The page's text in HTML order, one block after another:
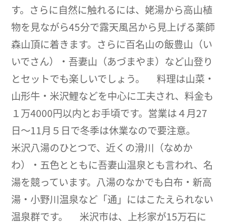
す。さらに自然に触れるには、姥湯から高山植
物を見ながら45分で露天風呂から見上げる薬師
森山頂に着きます。さらに百名山の飯豊山（い
いでさん）・吾妻山（あづまやま）など山登り
とセットでも楽しいでしょう。 料理は山菜・
山形牛・米沢鯉などを中心に工夫され、料金も
１万4000円以内とお手頃です。営業は４月27
日〜11月５日で冬季は休業なので要注意。
米沢八湯のひとつで、近くの滑川（なめか
わ）・五色とともに吾妻山温泉とも言われ、名
湯を競っています。八湯のなかでも白布・新高
湯・小野川温泉など「通」にはこたえられない
温泉群です。 米沢市は、上杉家が15万石に